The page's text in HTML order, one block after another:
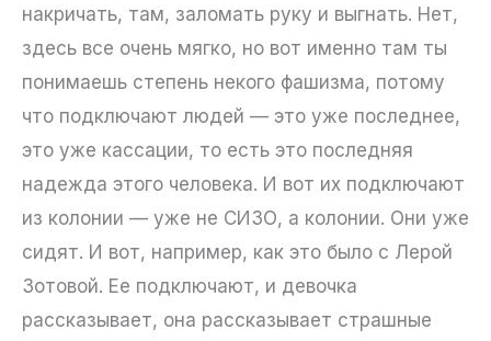
накричать, там, заломать руку и выгнать. Нет,
здесь все очень мягко, но вот именно там ты
понимаешь степень некого фашизма, потому
что подключают людей — это уже последнее,
это уже кассации, то есть это последняя
надежда этого человека. И вот их подключают
из колонии — уже не СИЗО, а колонии. Они уже
сидят. И вот, например, как это было с Лерой
Зотовой. Ее подключают, и девочка
рассказывает, она рассказывает страшные